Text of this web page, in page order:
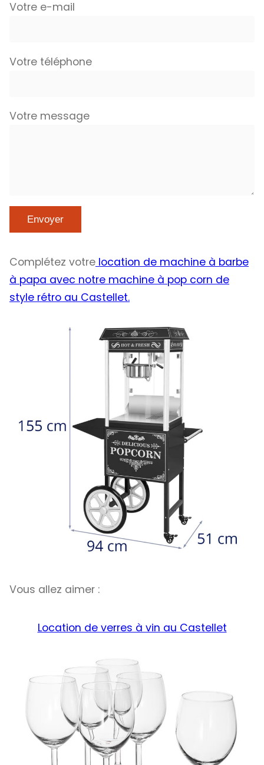
Votre e-mail
Votre téléphone
Votre message
Complétez votre location de machine à barbe
à papa avec notre machine à pop corn de
style rétro au Castellet.
Vous allez aimer :
Location de verres à vin au Castellet